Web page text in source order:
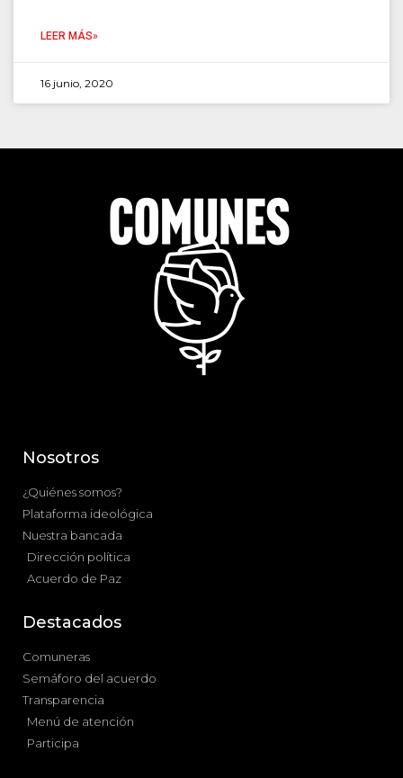
LEER MÁS»
16 junio, 2020
Nosotros
¿Quiénes somos?
Plataforma ideológica
Nuestra bancada
Dirección política
Acuerdo de Paz
Destacados
Comuneras
Semáforo del acuerdo
Transparencia
Menú de atención
Participa